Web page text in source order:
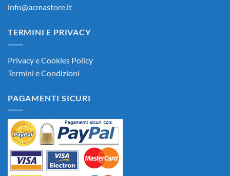
info@acmastore.it
TERMINI E PRIVACY
Privacy e Cookies Policy
Termini e Condizioni
PAGAMENTI SICURI